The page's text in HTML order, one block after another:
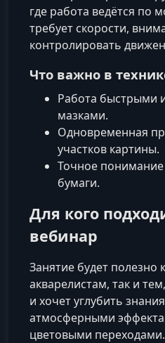
где работа ведётся по
требует скорости,
контролировать
Что важно в
Работа быстрыми
мазками.
Одновременная
участков картины.
Точное
бумаги.
Для кого
вебинар
Занятие будет
акварелистам, так и
и хочет углубить
атмосферными
цветовыми переходами.